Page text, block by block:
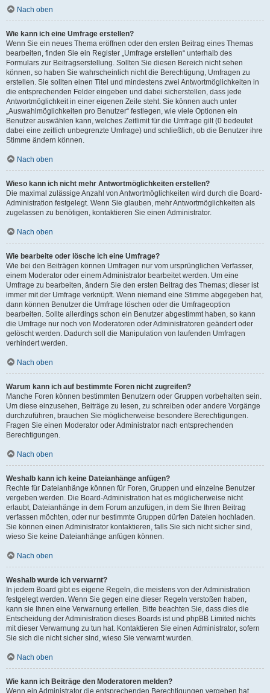
Nach oben
Wie kann ich eine Umfrage erstellen?
Wenn Sie ein neues Thema eröffnen oder den ersten Beitrag eines Themas
bearbeiten, finden Sie ein Register „Umfrage erstellen“ unterhalb des
Formulars zur Beitragserstellung. Sollten Sie diesen Bereich nicht sehen
können, so haben Sie wahrscheinlich nicht die Berechtigung, Umfragen zu
erstellen. Sie sollten einen Titel und mindestens zwei Antwortmöglichkeiten in
die entsprechenden Felder eingeben und dabei sicherstellen, dass jede
Antwortmöglichkeit in einer eigenen Zeile steht. Sie können auch unter
„Auswahlmöglichkeiten pro Benutzer“ festlegen, wie viele Optionen ein
Benutzer auswählen kann, welches Zeitlimit für die Umfrage gilt (0 bedeutet
dabei eine zeitlich unbegrenzte Umfrage) und schließlich, ob die Benutzer ihre
Stimme ändern können.
Nach oben
Wieso kann ich nicht mehr Antwortmöglichkeiten erstellen?
Die maximal zulässige Anzahl von Antwortmöglichkeiten wird durch die Board-
Administration festgelegt. Wenn Sie glauben, mehr Antwortmöglichkeiten als
zugelassen zu benötigen, kontaktieren Sie einen Administrator.
Nach oben
Wie bearbeite oder lösche ich eine Umfrage?
Wie bei den Beiträgen können Umfragen nur vom ursprünglichen Verfasser,
einem Moderator oder einem Administrator bearbeitet werden. Um eine
Umfrage zu bearbeiten, ändern Sie den ersten Beitrag des Themas; dieser ist
immer mit der Umfrage verknüpft. Wenn niemand eine Stimme abgegeben hat,
dann können Benutzer die Umfrage löschen oder die Umfrageoption
bearbeiten. Sollte allerdings schon ein Benutzer abgestimmt haben, so kann
die Umfrage nur noch von Moderatoren oder Administratoren geändert oder
gelöscht werden. Dadurch soll die Manipulation von laufenden Umfragen
verhindert werden.
Nach oben
Warum kann ich auf bestimmte Foren nicht zugreifen?
Manche Foren können bestimmten Benutzern oder Gruppen vorbehalten sein.
Um diese einzusehen, Beiträge zu lesen, zu schreiben oder andere Vorgänge
durchzuführen, brauchen Sie möglicherweise besondere Berechtigungen.
Fragen Sie einen Moderator oder Administrator nach entsprechenden
Berechtigungen.
Nach oben
Weshalb kann ich keine Dateianhänge anfügen?
Rechte für Dateianhänge können für Foren, Gruppen und einzelne Benutzer
vergeben werden. Die Board-Administration hat es möglicherweise nicht
erlaubt, Dateianhänge in dem Forum anzufügen, in dem Sie Ihren Beitrag
verfassen möchten, oder nur bestimmte Gruppen dürfen Dateien hochladen.
Sie können einen Administrator kontaktieren, falls Sie sich nicht sicher sind,
wieso Sie keine Dateianhänge anfügen können.
Nach oben
Weshalb wurde ich verwarnt?
In jedem Board gibt es eigene Regeln, die meistens von der Administration
festgelegt werden. Wenn Sie gegen eine dieser Regeln verstoßen haben,
kann sie Ihnen eine Verwarnung erteilen. Bitte beachten Sie, dass dies die
Entscheidung der Administration dieses Boards ist und phpBB Limited nichts
mit dieser Verwarnung zu tun hat. Kontaktieren Sie einen Administrator, sofern
Sie sich die nicht sicher sind, wieso Sie verwarnt wurden.
Nach oben
Wie kann ich Beiträge den Moderatoren melden?
Wenn ein Administrator die entsprechenden Berechtigungen vergeben hat,